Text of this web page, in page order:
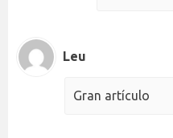
Leu
Gran artículo